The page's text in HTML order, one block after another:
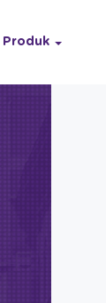
Produk